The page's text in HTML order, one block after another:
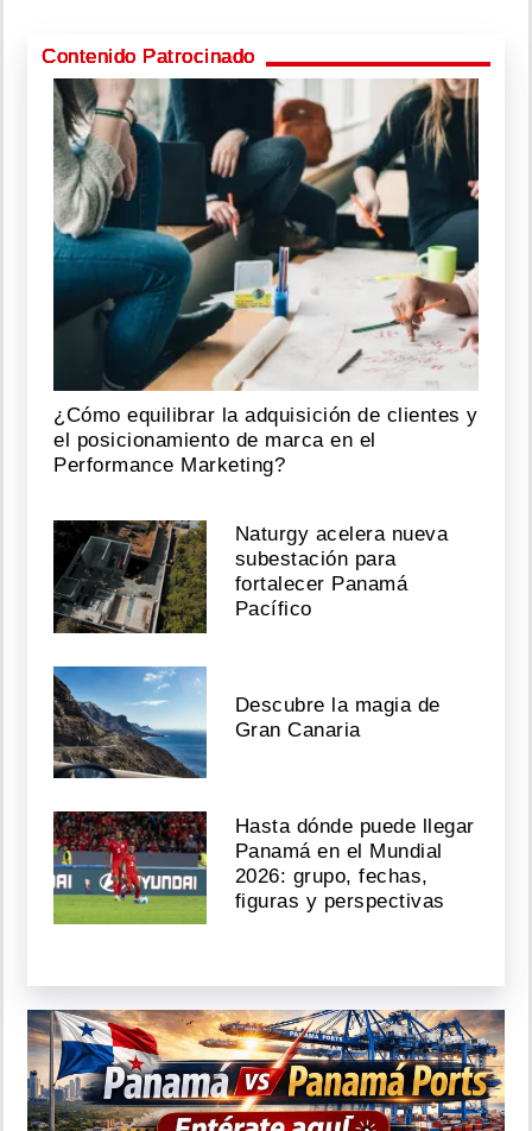
Contenido Patrocinado
¿Cómo equilibrar la adquisición de clientes y
el posicionamiento de marca en el
Performance Marketing?
Naturgy acelera nueva
subestación para
fortalecer Panamá
Pacífico
Descubre la magia de
Gran Canaria
Hasta dónde puede llegar
Panamá en el Mundial
2026: grupo, fechas,
figuras y perspectivas